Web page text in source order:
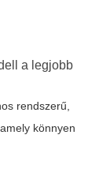
a legjobb
rendszerű,
könnyen